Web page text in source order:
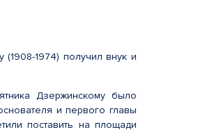
1974) получил внук и
Дзержинскому было
и первого главы
поставить на площади